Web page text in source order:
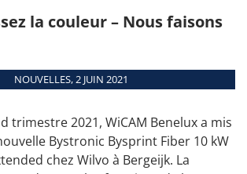
automatique.
Modules
Interfaces
matériel
Machines supportées
PLUS DE DATES
la couleur – Nous faisons
NOUVELLES, 2 JUIN 2021
trimestre 2021, WiCAM Benelux a mis
Bystronic Bysprint Fiber 10 kW
chez Wilvo à Bergeijk. La